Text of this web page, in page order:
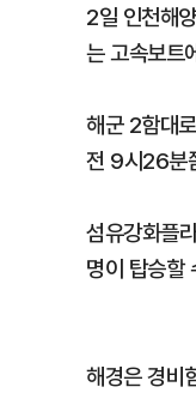
2일 인천해
는 고속보트
해군 2함대
전 9시26분
섬유강화플
명이 탑승할
해경은 경비